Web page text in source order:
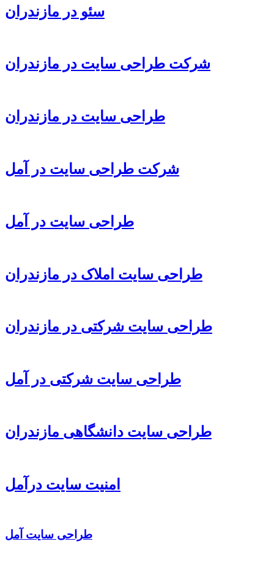
سئو در مازندران
شرکت طراحی سایت در مازندران
طراحی سایت در مازندران
شرکت طراحی سایت در آمل
طراحی سایت در آمل
طراحی سایت املاک در مازندران
طراحی سایت شرکتی در مازندران
طراحی سایت شرکتی در آمل
طراحی سایت دانشگاهی مازندران
امنیت سایت درآمل
طراحی سایت آمل